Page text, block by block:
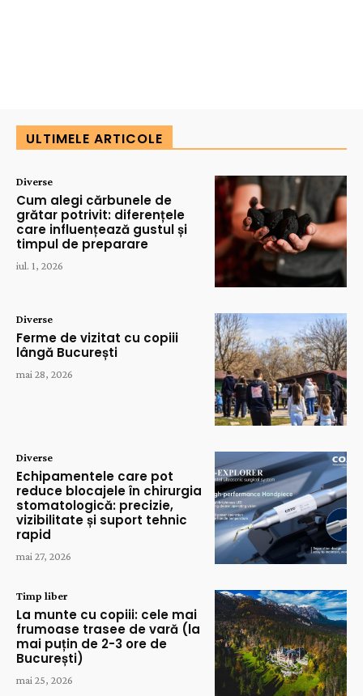
ULTIMELE ARTICOLE
Diverse
Cum alegi cărbunele de
grătar potrivit: diferențele
care influențează gustul și
timpul de preparare
iul. 1, 2026
Diverse
Ferme de vizitat cu copiii
lângă București
mai 28, 2026
Diverse
Echipamentele care pot
reduce blocajele în chirurgia
stomatologică: precizie,
vizibilitate și suport tehnic
rapid
mai 27, 2026
Timp liber
La munte cu copiii: cele mai
frumoase trasee de vară (la
mai puțin de 2-3 ore de
București)
mai 25, 2026